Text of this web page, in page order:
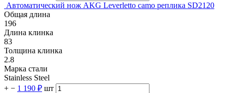
Автоматический нож AKG Leverlettо camo реплика SD2120
Общая длина
196
Длина клинка
83
Толщина клинка
2.8
Марка стали
Stainless Steel
+ − 1 190 ₽ шт